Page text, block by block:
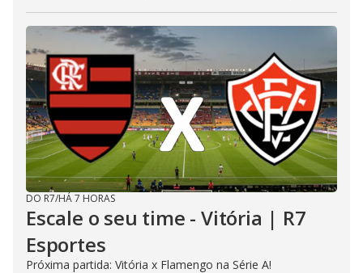
DO R7/HÁ 7 HORAS
Escale o seu time - Vitória | R7
Esportes
Próxima partida: Vitória x Flamengo na Série A!